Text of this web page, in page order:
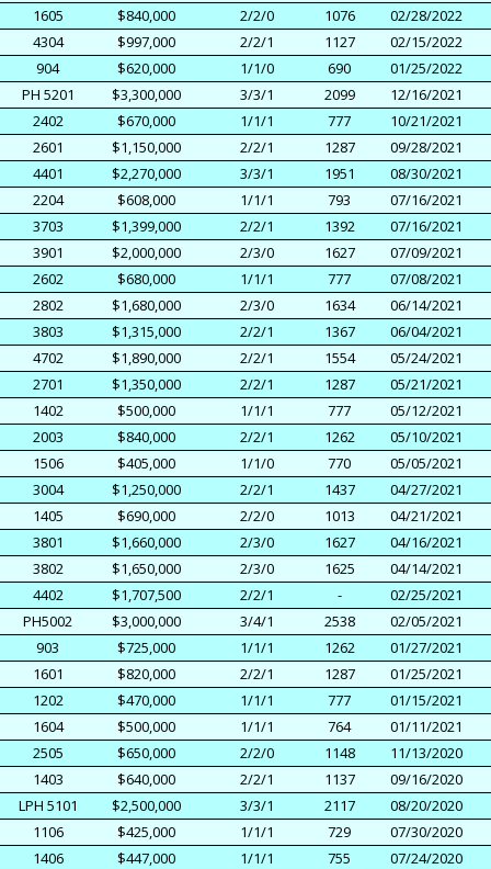
1605
$840,000 2/2/0 1076
02/28/2022
4304
$997,000 2/2/1 1127
02/15/2022
904
$620,000 1/1/0 690
01/25/2022
PH 5201
$3,300,000 3/3/1 2099
12/16/2021
2402
$670,000 1/1/1 777
10/21/2021
2601
$1,150,000 2/2/1 1287
09/28/2021
4401
$2,270,000 3/3/1 1951
08/30/2021
2204
$608,000 1/1/1 793
07/16/2021
3703
$1,399,000 2/2/1 1392
07/16/2021
3901
$2,000,000 2/3/0 1627
07/09/2021
2602
$680,000 1/1/1 777
07/08/2021
2802
$1,680,000 2/3/0 1634
06/14/2021
3803
$1,315,000 2/2/1 1367
06/04/2021
4702
$1,890,000 2/2/1 1554
05/24/2021
2701
$1,350,000 2/2/1 1287
05/21/2021
1402
$500,000 1/1/1 777
05/12/2021
2003
$840,000 2/2/1 1262
05/10/2021
1506
$405,000 1/1/0 770
05/05/2021
3004
$1,250,000 2/2/1 1437
04/27/2021
1405
$690,000 2/2/0 1013
04/21/2021
3801
$1,660,000 2/3/0 1627
04/16/2021
3802
$1,650,000 2/3/0 1625
04/14/2021
4402
$1,707,500 2/2/1 -
02/25/2021
PH5002
$3,000,000 3/4/1 2538
02/05/2021
903
$725,000 1/1/1 1262
01/27/2021
1601
$820,000 2/2/1 1287
01/25/2021
1202
$470,000 1/1/1 777
01/15/2021
1604
$500,000 1/1/1 764
01/11/2021
2505
$650,000 2/2/0 1148
11/13/2020
1403
$640,000 2/2/1 1137
09/16/2020
LPH 5101
$2,500,000 3/3/1 2117
08/20/2020
1106
$425,000 1/1/1 729
07/30/2020
1406
$447,000 1/1/1 755
07/24/2020